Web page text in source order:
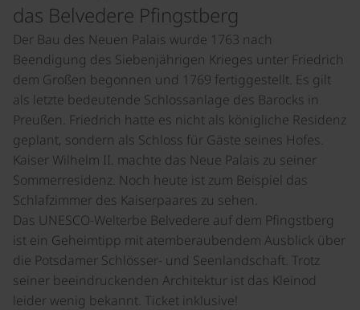
das Belvedere Pfingstberg
Der Bau des Neuen Palais wurde 1763 nach
Beendigung des Siebenjährigen Krieges unter Friedrich
dem Großen begonnen und 1769 fertiggestellt. Es gilt
als letzte bedeutende Schlossanlage des Barocks in
Preußen. Friedrich hatte es nicht als königliche Residenz
geplant, sondern als Schloss für Gäste seines Hofes.
Kaiser Wilhelm II. machte das Neue Palais zu seiner
Sommerresidenz. Noch heute ist zum Beispiel das
Schlafzimmer des Kaiserpaares zu sehen.
Das UNESCO-Welterbe Belvedere auf dem Pfingstberg
ist ein Geheimtipp mit atemberaubendem Ausblick über
die Potsdamer Schlösser- und Seenlandschaft. Trotz
seiner beeindruckenden Architektur ist das Kleinod
leider wenig bekannt. Ticket inklusive!